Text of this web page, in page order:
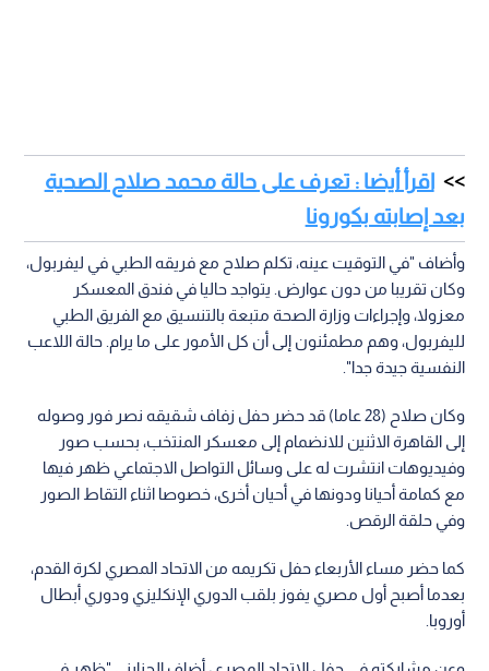
اقرأ أيضا : تعرف على حالة محمد صلاح الصحية
بعد إصابته بكورونا
وأضاف "في التوقيت عينه، تكلم صلاح مع فريقه الطبي في ليفربول،
وكان تقريبا من دون عوارض. يتواجد حاليا في فندق المعسكر
معزولا، وإجراءات وزارة الصحة متبعة بالتنسيق مع الفريق الطبي
لليفربول، وهم مطمئنون إلى أن كل الأمور على ما يرام. حالة اللاعب
النفسية جيدة جدا".
وكان صلاح (28 عاما) قد حضر حفل زفاف شقيقه نصر فور وصوله
إلى القاهرة الاثنين للانضمام إلى معسكر المنتخب، بحسب صور
وفيديوهات انتشرت له على وسائل التواصل الاجتماعي ظهر فيها
مع كمامة أحيانا ودونها في أحيان أخرى، خصوصا اثناء التقاط الصور
وفي حلقة الرقص.
كما حضر مساء الأربعاء حفل تكريمه من الاتحاد المصري لكرة القدم،
بعدما أصبح أول مصري يفوز بلقب الدوري الإنكليزي ودوري أبطال
أوروبا.